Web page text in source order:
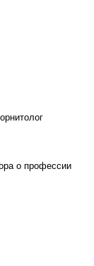
о профессии